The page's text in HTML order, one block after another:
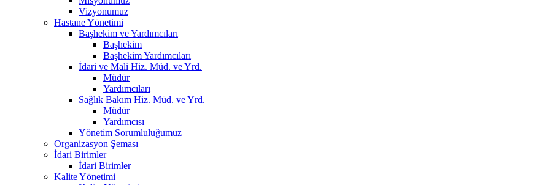
Vizyonumuz
Hastane Yönetimi
Başhekim ve Yardımcıları
Başhekim
Başhekim Yardımcıları
İdari ve Mali Hiz. Müd. ve Yrd.
Müdür
Yardımcıları
Sağlık Bakım Hiz. Müd. ve Yrd.
Müdür
Yardımcısı
Yönetim Sorumluluğumuz
Organizasyon Şeması
İdari Birimler
İdari Birimler
Kalite Yönetimi